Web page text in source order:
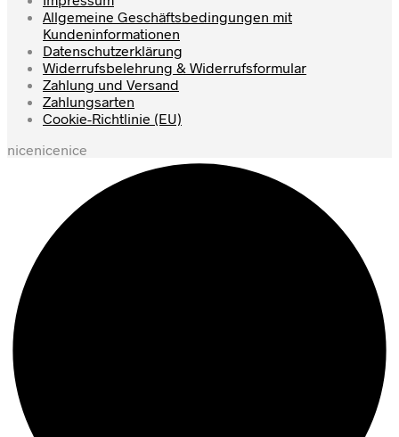
Allgemeine Geschäftsbedingungen mit
Kundeninformationen
Datenschutzerklärung
Widerrufsbelehrung & Widerrufsformular
Zahlung und Versand
Zahlungsarten
Cookie-Richtlinie (EU)
nicenicenice